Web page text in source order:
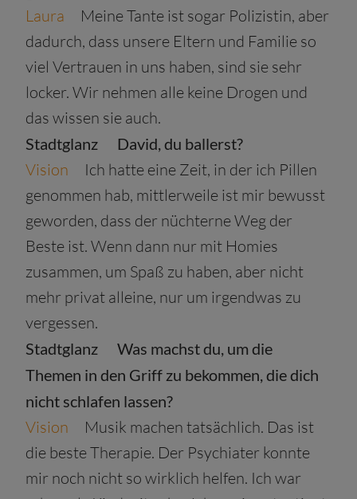
Laura Meine Tante ist sogar Polizistin, aber
dadurch, dass unsere Eltern und Familie so
viel Vertrauen in uns haben, sind sie sehr
locker. Wir nehmen alle keine Drogen und
das wissen sie auch.
Stadtglanz David, du ballerst?
Vision Ich hatte eine Zeit, in der ich Pillen
genommen hab, mittlerweile ist mir bewusst
geworden, dass der nüchterne Weg der
Beste ist. Wenn dann nur mit Homies
zusammen, um Spaß zu haben, aber nicht
mehr privat alleine, nur um irgendwas zu
vergessen.
Stadtglanz
Was machst du, um die
Themen in den Griff zu bekommen, die dich
nicht schlafen lassen?
Vision Musik machen tatsächlich. Das ist
die beste Therapie. Der Psychiater konnte
mir noch nicht so wirklich helfen. Ich war